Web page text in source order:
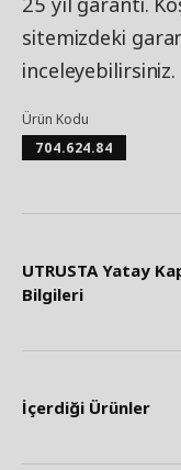
sitemizdeki
inceleyebilirsiniz.
Ürün Kodu
704.624.84
UTRUSTA Yatay
Bilgileri
İçerdiği Ürünler